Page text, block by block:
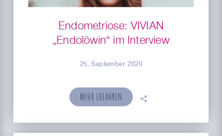
Endometriose: VIVIAN
„Endolöwin“ im Interview
25. September 2020
MEHR ERFAHREN 🗣